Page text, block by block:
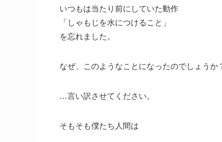
いつもは当たり前にしていた動作
「しゃもじを水につけること」
を忘れました。
なぜ、このようなことになったのでしょうか
…言い訳させてください。
そもそも僕たち人間は